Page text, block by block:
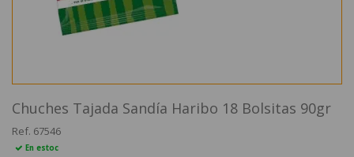
Chuches Tajada Sandía Haribo 18 Bolsitas 90gr
Ref. 67546
En estoc